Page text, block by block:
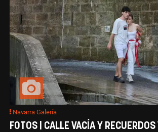
Navarra Galería
FOTOS | CALLE VACÍA Y